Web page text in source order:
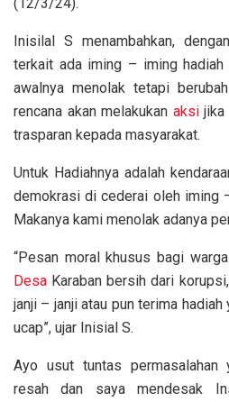
Inisilal S menambahkan,
terkait ada iming – iming hadiah
awalnya menolak tetapi
rencana akan melakukan aksijika
trasparan kepada masyarakat.
Untuk Hadiahnya adalah
demokrasi di cederai oleh iming
Makanya kami menolak adanya
“Pesan moral khusus bagi
Desa Karaban bersih dari
janji – janji atau pun terima
ucap”, ujar Inisial S.
Ayo usut tuntas permasalahan
resah dan saya mendesak